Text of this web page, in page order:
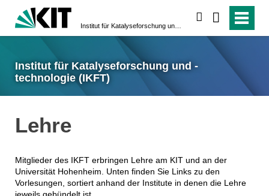
Institut für Katalyseforschung und -
technologie (IKFT)
Lehre
Mitglieder des IKFT erbringen Lehre am KIT und an der
Universität Hohenheim. Unten finden Sie Links zu den
Vorlesungen, sortiert anhand der Institute in denen die Lehre